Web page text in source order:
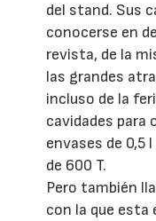
del stand. Sus
conocerse en
revista, de la
las grandes
incluso de la
cavidades para
envases de 0,5
de 600 T.
Pero también
con la que esta